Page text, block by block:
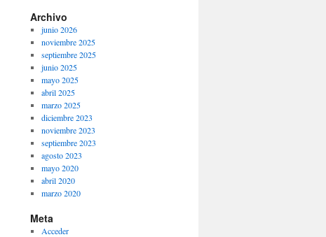
Archivo
junio 2026
noviembre 2025
septiembre 2025
junio 2025
mayo 2025
abril 2025
marzo 2025
diciembre 2023
noviembre 2023
septiembre 2023
agosto 2023
mayo 2020
abril 2020
marzo 2020
Meta
Acceder